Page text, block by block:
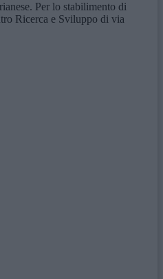
Per lo stabilimento di
Ricerca e Sviluppo di via